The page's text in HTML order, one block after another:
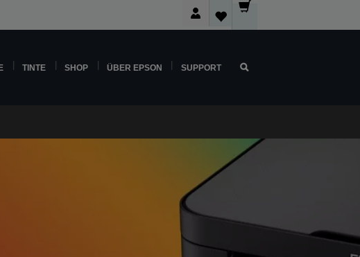
TINTE SHOP ÜBER EPSON SUPPORT